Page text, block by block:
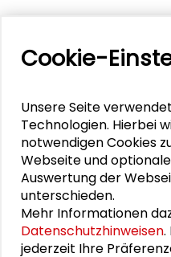
Von 2014 bis 2017
Schader-Stiftung.
Personen
Dagmar Danko
Christian Steuerwald
Cookie-
Unsere Seite
Technologien. Hierbei
notwendigen Cookies
Webseite und
Auswertung der
unterschieden.
Mehr Informationen
Datenschutzhinweisen.
jederzeit Ihre